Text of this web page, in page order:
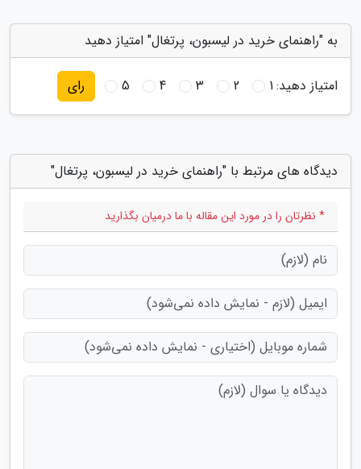
به "راهنمای خرید در لیسبون، پرتغال" امتیاز دهید
امتیاز دهید:1
2
3
4
5 رای
دیدگاه های مرتبط با "راهنمای خرید در لیسبون، پرتغال"
* نظرتان را در مورد این مقاله با ما درمیان بگذارید